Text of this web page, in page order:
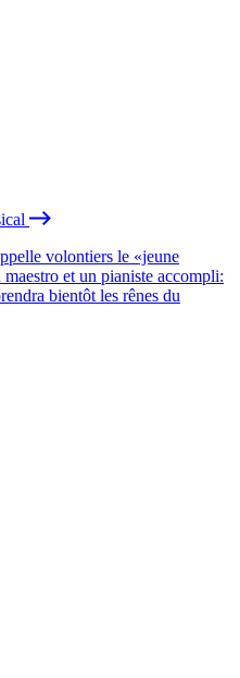
volontiers le «jeune
et un pianiste accompli:
bientôt les rênes du